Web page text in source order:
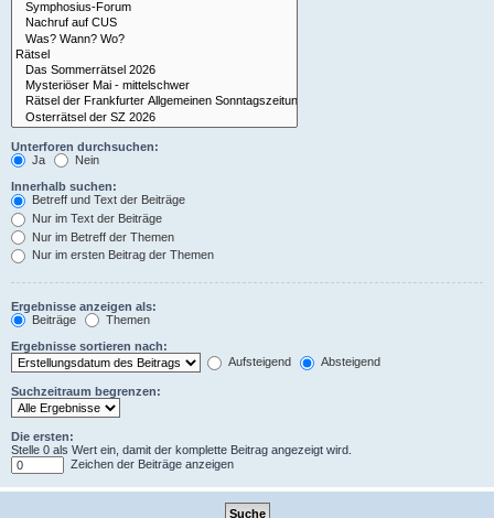
Unterforen durchsuchen:
Ja
Nein
Innerhalb suchen:
Betreff und Text der Beiträge
Nur im Text der Beiträge
Nur im Betreff der Themen
Nur im ersten Beitrag der Themen
Ergebnisse anzeigen als:
Beiträge
Themen
Ergebnisse sortieren nach:
Aufsteigend
Absteigend
Suchzeitraum begrenzen:
Die ersten:
Stelle 0 als Wert ein, damit der komplette Beitrag angezeigt wird.
Zeichen der Beiträge anzeigen